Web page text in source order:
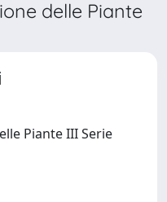
delle Piante